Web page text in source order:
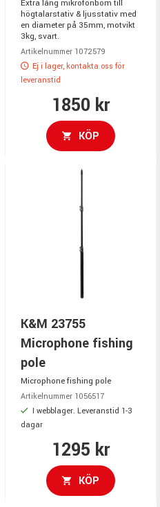
Extra lång mikrofonbom till
högtalarstativ & ljusstativ med
en diameter på 35mm, motvikt
3kg, svart.
Artikelnummer 1072579
Ej i lager, kontakta oss för
leveranstid
1850 kr
KÖP
K&M 23755
Microphone fishing
pole
Microphone fishing pole
Artikelnummer 1056517
I webblager. Leveranstid 1-3
dagar
1295 kr
KÖP